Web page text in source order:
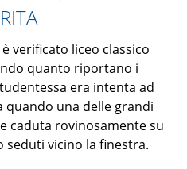
verificato liceo classico
quanto riportano i
era intenta ad
quando una delle grandi
caduta rovinosamente su
seduti vicino la finestra.